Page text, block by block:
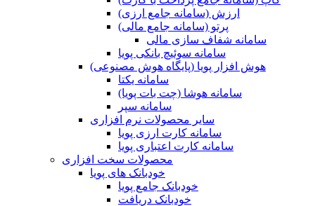
ارزش (سامانه جامع ارزی)
پرتو (سامانه جامع مالی)
سامانه شفاف سازی مالی
سامانه سوئیچ بانکی پویا
هوش افزار پویا (پایگاه هوش مصنوعی)
سامانه یکتا
سامانه هوشا (چت بات پویا)
سامانه سپر
سایر محصولات نرم افزاری
سامانه کارت ارزی پویا
سامانه کارت اعتباری پویا
محصولات سخت افزاری
خودبانک های پویا
خودبانک جامع پویا
خودبانک دریافت